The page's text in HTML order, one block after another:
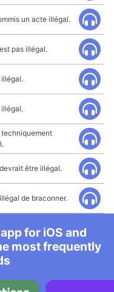
un acte illégal.
pas illégal.
être illégal.
de braconner.
for iOS and
most frequently